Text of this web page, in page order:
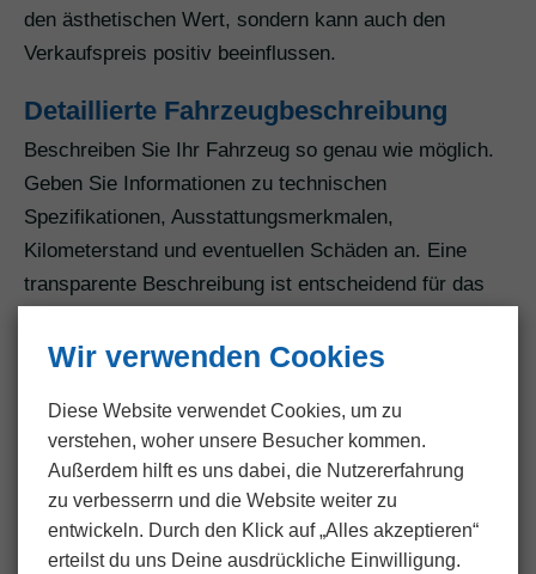
den ästhetischen Wert, sondern kann auch den
Verkaufspreis positiv beeinflussen.
Detaillierte Fahrzeugbeschreibung
Beschreiben Sie Ihr Fahrzeug so genau wie möglich.
Geben Sie Informationen zu technischen
Spezifikationen, Ausstattungsmerkmalen,
Kilometerstand und eventuellen Schäden an. Eine
transparente Beschreibung ist entscheidend für das
Nutzung unseres Online Formulars
Um den Verkaufsprozess zu vereinfachen, nutzen Sie
unser Online Formular auf der Website. Hier können
Sie alle relevanten Informationen zu Ihrem Fahrzeug
eingeben und eine schnelle Bewertung erhalten, ohne
persönlich vor Ort sein zu müssen.
Wir verwenden Cookies
Diese Website verwendet Cookies, um zu
verstehen, woher unsere Besucher kommen.
Außerdem hilft es uns dabei, die Nutzer­erfahrung
zu verbesserrn und die Website weiter zu
entwickeln. Durch den Klick auf „Alles akzeptieren“
erteilst du uns Deine ausdrückliche Einwilligung.